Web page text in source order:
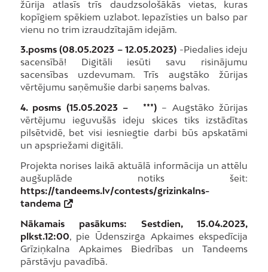
žūrija atlasīs trīs daudzsološākās vietas, kuras
kopīgiem spēkiem uzlabot. Iepazīsties un balso par
vienu no trim izraudzītajām idejām.
3.posms (08.05.2023 – 12.05.2023) -Piedalies ideju
sacensībā! Digitāli iesūti savu risinājumu
sacensības uzdevumam. Trīs augstāko žūrijas
vērtējumu saņēmušie darbi saņems balvas.
4. posms (15.05.2023 – ***) – Augstāko žūrijas
vērtējumu ieguvušās ideju skices tiks izstādītas
pilsētvidē, bet visi iesniegtie darbi būs apskatāmi
un apspriežami digitāli.
Projekta norises laikā aktuālā informācija un attēlu
augšuplāde notiks šeit:
https://tandeems.lv/contests/grizinkalns-
tandema
Nākamais pasākums: Sestdien, 15.04.2023,
plkst.12:00 , pie Ūdenszirga Apkaimes ekspedīcija
Grīziņkalna Apkaimes Biedrības un Tandeems
pārstāvju pavadībā.